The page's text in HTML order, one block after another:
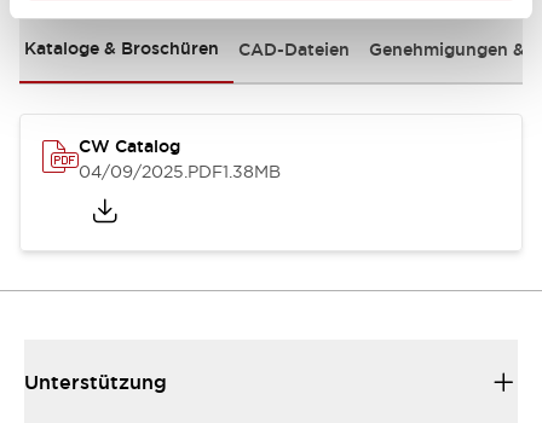
Kataloge & Broschüren CAD-Dateien Genehmigungen &
CW Catalog
04/09/2025.PDF1.38MB
Unterstützung